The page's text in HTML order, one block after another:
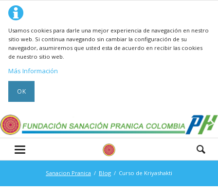
Usamos cookies para darle una mejor experiencia de navegación en nestro
sitio web. Si continua navegando sin cambiar la configuración de su
navegador, asumiremos que usted esta de acuerdo en recibir las cookies
de nuestro sitio web.
Más Información
OK
Sanacion Pranica Blog Curso de Kriyashakti